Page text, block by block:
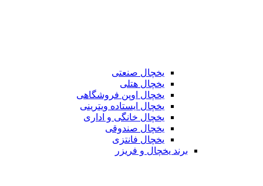
یخچال صنعتی
یخچال هتلی
یخچال اوپن فروشگاهی
یخچال ایستاده ویترینی
یخچال خانگی و اداری
یخچال صندوقی
یخچال فانتزی
برند یخچال و فریزر